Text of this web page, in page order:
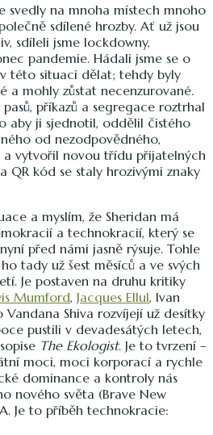
svedly na mnoha místech mnoho
sdílené hrozby. Ať už jsou
sdíleli jsme lockdowny,
pandemie. Hádali jsme se o
této situaci dělat; tehdy byly
a mohly zůstat necenzurované.
příkazů a segregace roztrhal
aby ji sjednotil, oddělil čistého
od nezodpovědného,
vytvořil novou třídu přijatelných
QR kód se staly hrozivými znaky
a myslím, že Sheridan má
a technokracií, který se
před námi jasně rýsuje. Tohle
tady už šest měsíců a ve svých
Je postaven na druhu kritiky
Mumford, Jacques Ellul, Ivan
Vandana Shiva rozvíjejí už desítky
pustili v devadesátých letech,
The Ekologist. Je to tvrzení –
moci, moci korporací a rychle
dominance a kontroly nás
nového světa (Brave New
Je to příběh technokracie: